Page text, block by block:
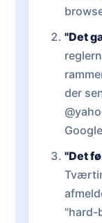
"Det
der
"Det
"hard-